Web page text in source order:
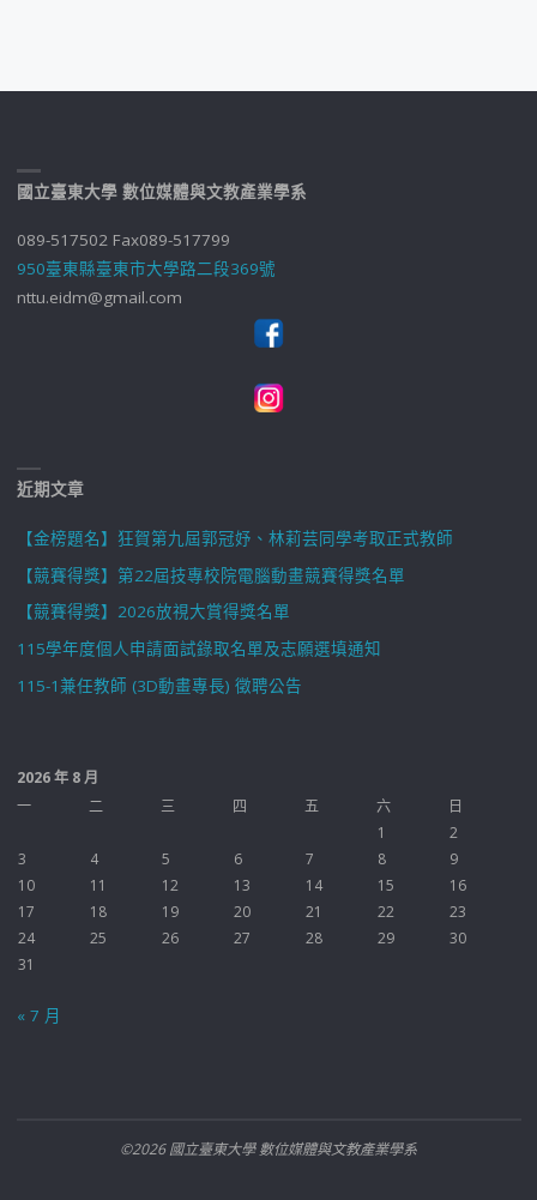
國立臺東大學 數位媒體與文教產業學系
089-517502 Fax089-517799
950臺東縣臺東市大學路二段369號
nttu.eidm@gmail.com
近期文章
【金榜題名】狂賀第九屆郭冠妤、林莉芸同學考取正式教師
【競賽得獎】第22屆技專校院電腦動畫競賽得獎名單
【競賽得獎】2026放視大賞得獎名單
115學年度個人申請面試錄取名單及志願選填通知
115-1兼任教師 (3D動畫專長) 徵聘公告
2026 年 8 月
一
二 三 四 五 六
日
1
2
3
4 5 6 7 8
9
10
11 12 13 14 15
16
17
18 19 20 21 22
23
24
25 26 27 28 29
30
31
« 7 月
©2026 國立臺東大學 數位媒體與文教產業學系